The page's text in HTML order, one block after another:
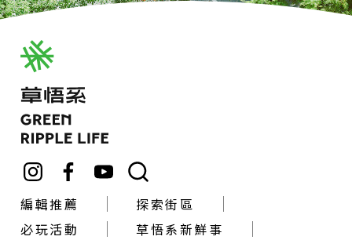
編輯推薦
探索街區
必玩活動
草悟系新鮮事